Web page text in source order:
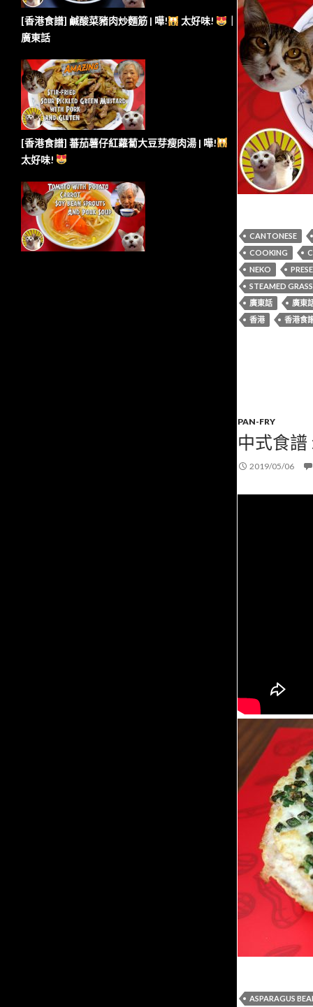
CANTONESE
COOKING
NEKO
STEAMED
廣東話
廣東
香港
香港食
PAN-FRY
中式食譜
2019/05/06
ASPARAGUS
[香港食譜] 鹹酸菜豬肉炒麵筋 | 嘩! 太好味!
廣東話
[香港食譜] 蕃茄薯仔紅蘿蔔大豆芽瘦肉湯 | 嘩!
太好味!